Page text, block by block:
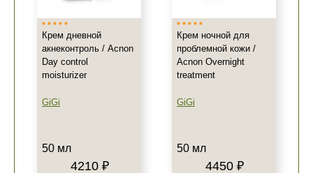
Крем дневной
акнеконтроль / Acnon
Day control
moisturizer
GiGi
50 мл
4210 ₽
Крем ночной для
проблемной кожи /
Acnon Overnight
treatment
GiGi
50 мл
4450 ₽